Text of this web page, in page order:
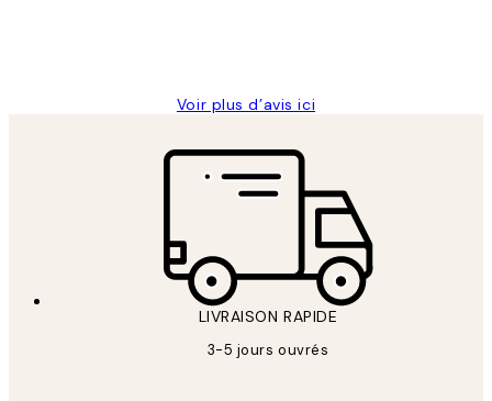
Voir plus d’avis ici
LIVRAISON RAPIDE
3-5 jours ouvrés